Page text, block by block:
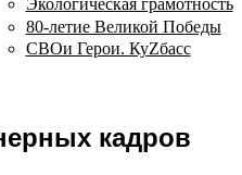
Экологическая грамотность
80-летие Великой Победы
СВОи Герои. КуZбасс
кадров